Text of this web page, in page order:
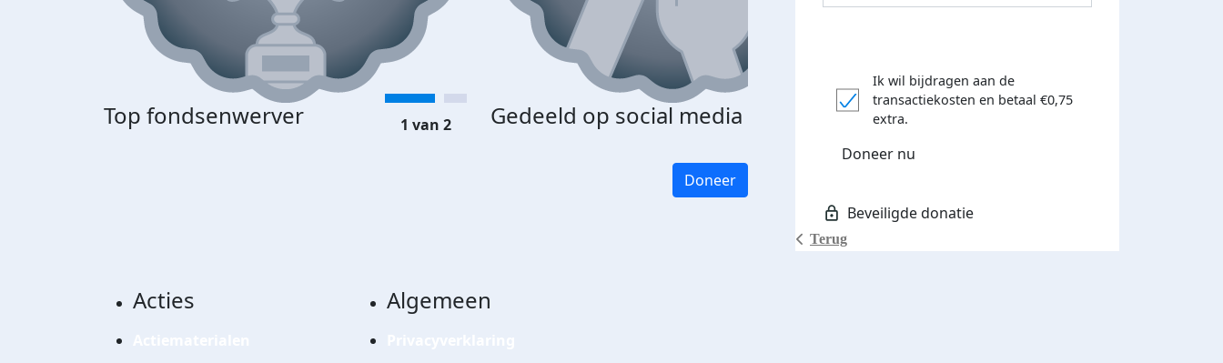
Top fondsenwerver Gedeeld op social media Donateurs bedankt
1 van 2
Doneer
Terug
Ik wil bijdragen aan de
transactiekosten en betaal €0,75
extra.
Doneer nu
Acties Algemeen